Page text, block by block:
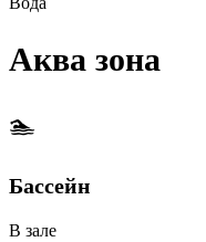
Аква зона
🏊
Бассейн
В зале